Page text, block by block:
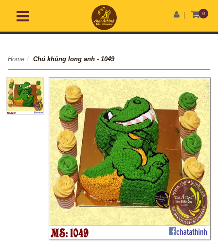
0
Home / Chú khủng long anh - 1049